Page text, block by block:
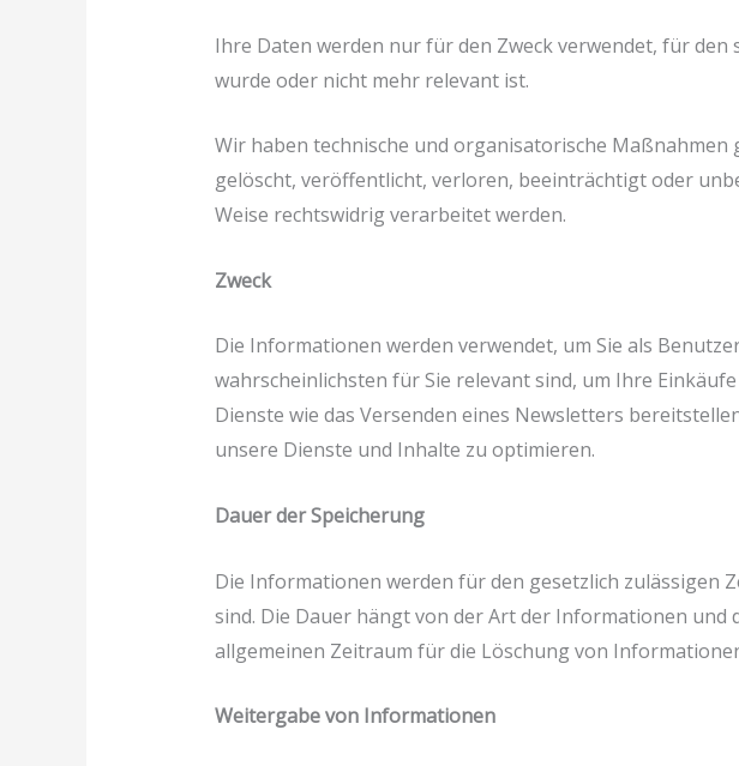
Ihre Daten werden nur für den Zweck verwendet, für
wurde oder nicht mehr relevant ist.
Wir haben technische und organisatorische
gelöscht, veröffentlicht, verloren, beeinträchtigt oder
Weise rechtswidrig verarbeitet werden.
Zweck
Die Informationen werden verwendet, um Sie als
wahrscheinlichsten für Sie relevant sind, um Ihre
Dienste wie das Versenden eines Newsletters
unsere Dienste und Inhalte zu optimieren.
Dauer der Speicherung
Die Informationen werden für den gesetzlich zulässigen
sind. Die Dauer hängt von der Art der Informationen und
allgemeinen Zeitraum für die Löschung von
Weitergabe von Informationen